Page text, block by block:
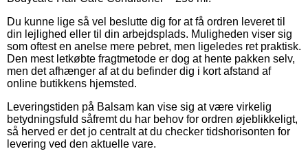
Du kunne lige så vel beslutte dig for at få ordren leveret til
din lejlighed eller til din arbejdsplads. Muligheden viser sig
som oftest en anelse mere pebret, men ligeledes ret praktisk.
Den mest letkøbte fragtmetode er dog at hente pakken selv,
men det afhænger af at du befinder dig i kort afstand af
online butikkens hjemsted.
Leveringstiden på Balsam kan vise sig at være virkelig
betydningsfuld såfremt du har behov for ordren øjeblikkeligt,
så herved er det jo centralt at du checker tidshorisonten for
levering ved den aktuelle vare.